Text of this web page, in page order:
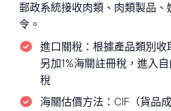
郵政系統接收肉類、肉類製品
令。
進口關稅： 根據產品類別收
另加1%海關註冊稅，進入
稅
海關估價方法： CIF（貨品